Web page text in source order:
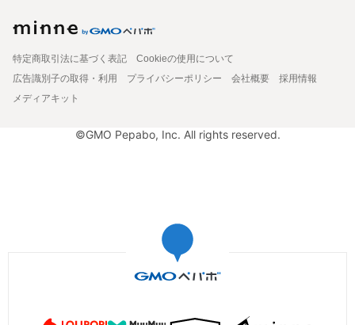
特定商取引法に基づく表記
Cookieの使用について
広告識別子の取得・利用
プライバシーポリシー 会社概要
採用情報
メディアキット
©GMO Pepabo, Inc. All rights reserved.